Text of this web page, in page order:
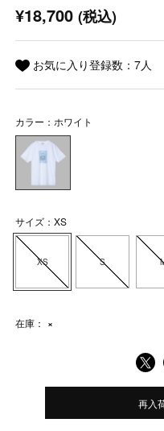
¥18,700(税込)
お気に入り登録数：7人
カラー：ホワイト
サイズ：XS
XS S
在庫： ×
再入